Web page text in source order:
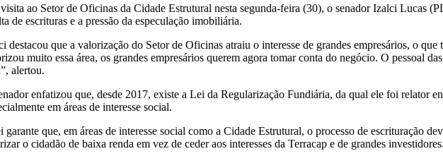
ao Setor de Oficinas da Cidade Estrutural nesta segunda-feira (30), o senador Izalci Lucas
de escrituras e a pressão da especulação imobiliária.
destacou que a valorização do Setor de Oficinas atraiu o interesse de grandes empresários, o
muito essa área, os grandes empresários querem agora tomar conta do negócio. O pessoal
alertou.
enfatizou que, desde 2017, existe a Lei da Regularização Fundiária, da qual ele foi relator
em áreas de interesse social.
garante que, em áreas de interesse social como a Cidade Estrutural, o processo de escrituração
o cidadão de baixa renda em vez de ceder aos interesses da Terracap e de grandes investidores.